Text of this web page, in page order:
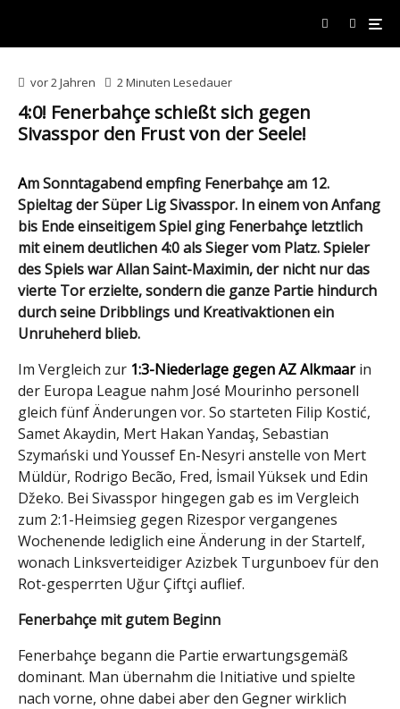
vor 2 Jahren 2 Minuten Lesedauer
4:0! Fenerbahçe schießt sich gegen
Sivasspor den Frust von der Seele!
Am Sonntagabend empfing Fenerbahçe am 12.
Spieltag der Süper Lig Sivasspor. In einem von Anfang
bis Ende einseitigem Spiel ging Fenerbahçe letztlich
mit einem deutlichen 4:0 als Sieger vom Platz. Spieler
des Spiels war Allan Saint-Maximin, der nicht nur das
vierte Tor erzielte, sondern die ganze Partie hindurch
durch seine Dribblings und Kreativaktionen ein
Unruheherd blieb.
Im Vergleich zur 1:3-Niederlage gegen AZ Alkmaarin
der Europa League nahm José Mourinho personell
gleich fünf Änderungen vor. So starteten Filip Kostić,
Samet Akaydin, Mert Hakan Yandaş, Sebastian
Szymański und Youssef En-Nesyri anstelle von Mert
Müldür, Rodrigo Becão, Fred, İsmail Yüksek und Edin
Džeko. Bei Sivasspor hingegen gab es im Vergleich
zum 2:1-Heimsieg gegen Rizespor vergangenes
Wochenende lediglich eine Änderung in der Startelf,
wonach Linksverteidiger Azizbek Turgunboev für den
Rot-gesperrten Uğur Çiftçi auflief.
Fenerbahçe mit gutem Beginn
Fenerbahçe begann die Partie erwartungsgemäß
dominant. Man übernahm die Initiative und spielte
nach vorne, ohne dabei aber den Gegner wirklich